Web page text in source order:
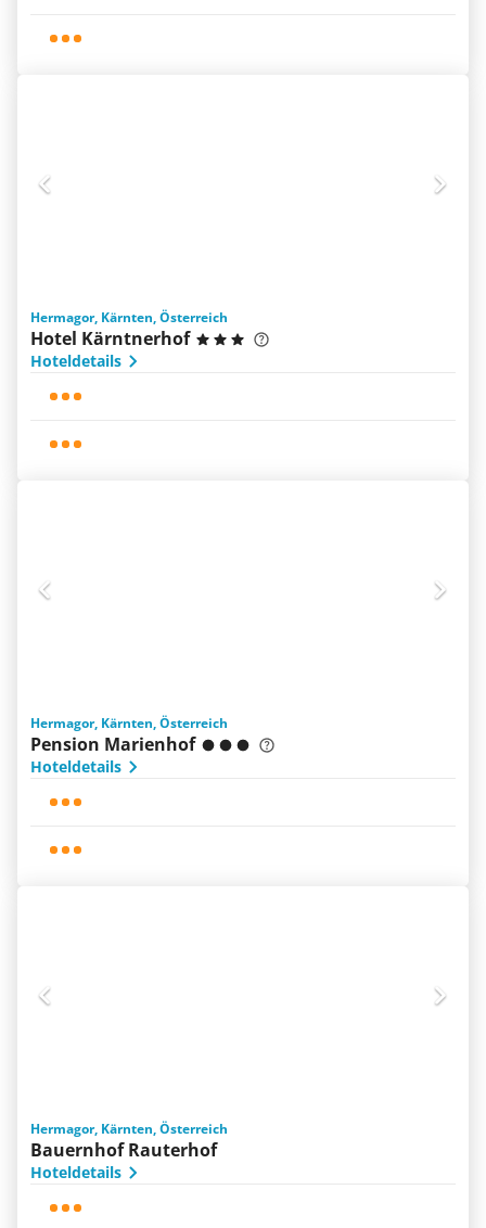
Hermagor, Kärnten, Österreich
Hotel Kärntnerhof
Hoteldetails
Hermagor, Kärnten, Österreich
Pension Marienhof
Hoteldetails
Hermagor, Kärnten, Österreich
Bauernhof Rauterhof
Hoteldetails